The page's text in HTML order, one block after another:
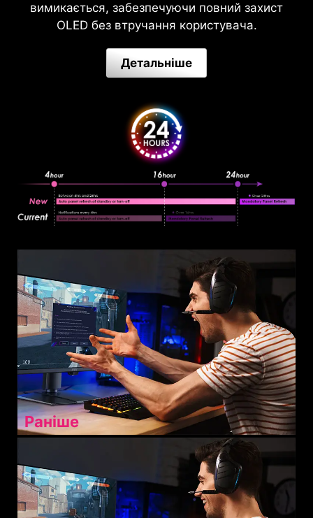
вимикається, забезпечуючи повний захист
OLED без втручання користувача.
Детальніше
Раніше